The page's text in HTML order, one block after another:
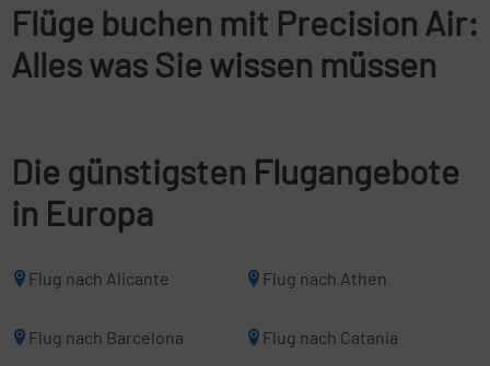
Flüge buchen mit Precision Air:
Alles was Sie wissen müssen
Die günstigsten Flugangebote
in Europa
Flug nach Alicante Flug nach Athen
Flug nach Barcelona Flug nach Catania